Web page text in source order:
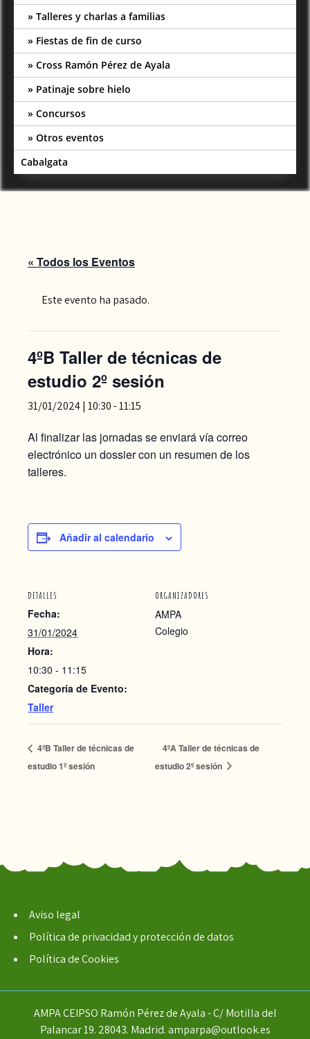
Talleres y charlas a familias
Fiestas de fin de curso
Cross Ramón Pérez de Ayala
Patinaje sobre hielo
Concursos
Otros eventos
Cabalgata
« Todos los Eventos
Este evento ha pasado.
4ºB Taller de técnicas de
estudio 2º sesión
31/01/2024 | 10:30-11:15
Al finalizar las jornadas se enviará vía correo
electrónico un dossier con un resumen de los
talleres.
Añadir al calendario
DETALLES
Fecha:
31/01/2024
Hora:
10:30 - 11:15
Categoría de Evento:
Taller
ORGANIZADORES
AMPA
Colegio
4ºB Taller de técnicas de
estudio 1º sesión
4ºA Taller de técnicas de
estudio 2º sesión
Aviso legal
Política de privacidad y protección de datos
Política de Cookies
AMPA CEIPSO Ramón Pérez de Ayala - C/ Motilla del
Palancar 19. 28043. Madrid. amparpa@outlook.es